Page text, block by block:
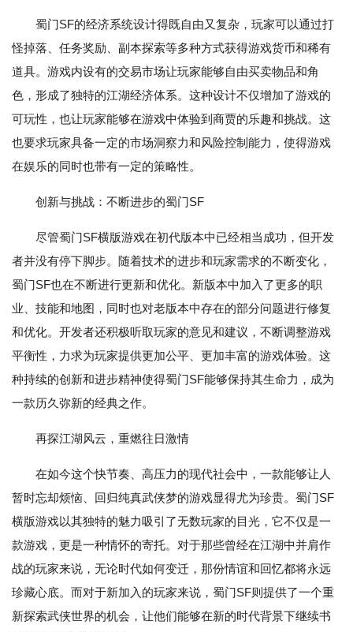
蜀门SF的经济系统设计得既自由又复杂，玩家可以通过打
怪掉落、任务奖励、副本探索等多种方式获得游戏货币和稀有
道具。游戏内设有的交易市场让玩家能够自由买卖物品和角
色，形成了独特的江湖经济体系。这种设计不仅增加了游戏的
可玩性，也让玩家能够在游戏中体验到商贾的乐趣和挑战。这
也要求玩家具备一定的市场洞察力和风险控制能力，使得游戏
在娱乐的同时也带有一定的策略性。
创新与挑战：不断进步的蜀门SF
尽管蜀门SF横版游戏在初代版本中已经相当成功，但开发
者并没有停下脚步。随着技术的进步和玩家需求的不断变化，
蜀门SF也在不断进行更新和优化。新版本中加入了更多的职
业、技能和地图，同时也对老版本中存在的部分问题进行修复
和优化。开发者还积极听取玩家的意见和建议，不断调整游戏
平衡性，力求为玩家提供更加公平、更加丰富的游戏体验。这
种持续的创新和进步精神使得蜀门SF能够保持其生命力，成为
一款历久弥新的经典之作。
再探江湖风云，重燃往日激情
在如今这个快节奏、高压力的现代社会中，一款能够让人
暂时忘却烦恼、回归纯真武侠梦的游戏显得尤为珍贵。蜀门SF
横版游戏以其独特的魅力吸引了无数玩家的目光，它不仅是一
款游戏，更是一种情怀的寄托。对于那些曾经在江湖中并肩作
战的玩家来说，无论时代如何变迁，那份情谊和回忆都将永远
珍藏心底。而对于新加入的玩家来说，蜀门SF则提供了一个重
新探索武侠世界的机会，让他们能够在新的时代背景下继续书